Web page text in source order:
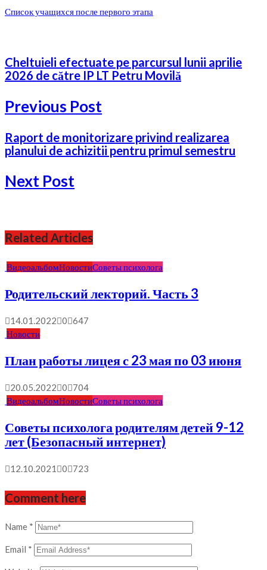
Список учащихся после первого этапа
Cheltuieli efectuate pe parcursul lunii aprilie
2026 de către IP LT Petru Movilă
Previous Post
Raport de monitorizare privind realizarea
planului de achizitii pentru primul semestru
Next Post
Related Articles
ВидеоальбомНовостиСоветы психолога
Родительский лекторий. Часть 3
14.01.2022 0 647
Новости
План работы лицея с 23 мая по 03 июня
20.05.2022 0
704
ВидеоальбомНовостиСоветы психолога
Советы психолога родителям детей 9-12
лет (Безопасный интернет)
12.10.2021 0 723
Comment here
Name *
Email *